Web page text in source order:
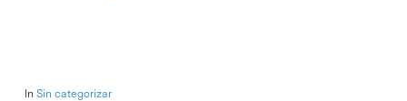
In Sin categorizar